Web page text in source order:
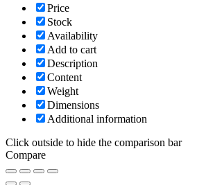
Price
Stock
Availability
Add to cart
Description
Content
Weight
Dimensions
Additional information
Click outside to hide the comparison bar
Compare